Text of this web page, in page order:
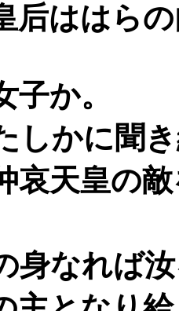
后ははら
か。
しかに聞
哀天皇の
身なれば